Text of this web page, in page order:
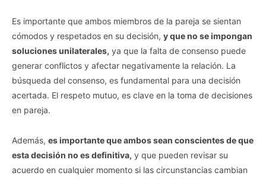
third parties.
Personal Data Processing Opt Outs
I want to opt-out of the Sharing of my
personal data.
Opted In
I want to opt-out of the Sale of my
Personal Data.
I want to opt-out of processing my
Personal Data for Targeted Advertising.
Opted In
Es importante que ambos miembros de la pareja se sientan
cómodos y respetados en su decisión, y que no se impongan
soluciones unilaterales, ya que la falta de consenso puede
generar conflictos y afectar negativamente la relación. La
búsqueda del consenso, es fundamental para una decisión
acertada. El respeto mutuo, es clave en la toma de decisiones
en pareja.
Además, es importante que ambos sean conscientes de que
esta decisión no es definitiva, y que pueden revisar su
acuerdo en cualquier momento si las circunstancias cambian